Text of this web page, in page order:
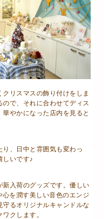
リスマスの飾り付けをしま
で、それに合わせてディス
やかになった店内を見ると
、日中と雰囲気も変わっ
しいです♪
入荷のグッズです。優しい
を潤す美しい音色のエンジ
守るオリジナルキャンドルな
クします。